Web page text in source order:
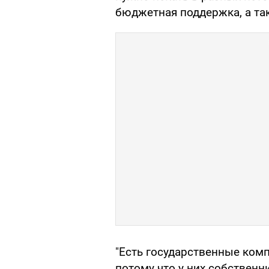
бюджетная поддержка, а
"Есть государственные